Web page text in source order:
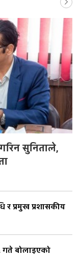
सुनिताले,
र प्रमुख प्रशासकीय
गते बोलाइएको